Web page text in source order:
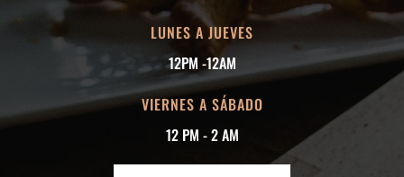
LUNES A JUEVES
12PM -12AM
VIERNES A SÁBADO
12 PM - 2 AM